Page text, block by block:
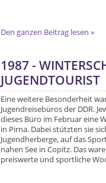
Den ganzen Beitrag lesen »
1987 -
JUGENDTOURIST
Eine weitere Besonderheit
Jugendreisebüros der DDR.
dieses Büro im Februar eine
in Pirna. Dabei stützten sie
Jugendherberge, auf das
nahen See in Copitz. Das
preiswerte und sportliche